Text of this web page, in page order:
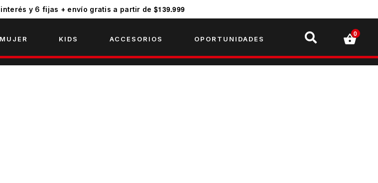
y 6 fijas + envío gratis a partir de $139.999
MUJER KIDS ACCESORIOS OPORTUNIDADES
0